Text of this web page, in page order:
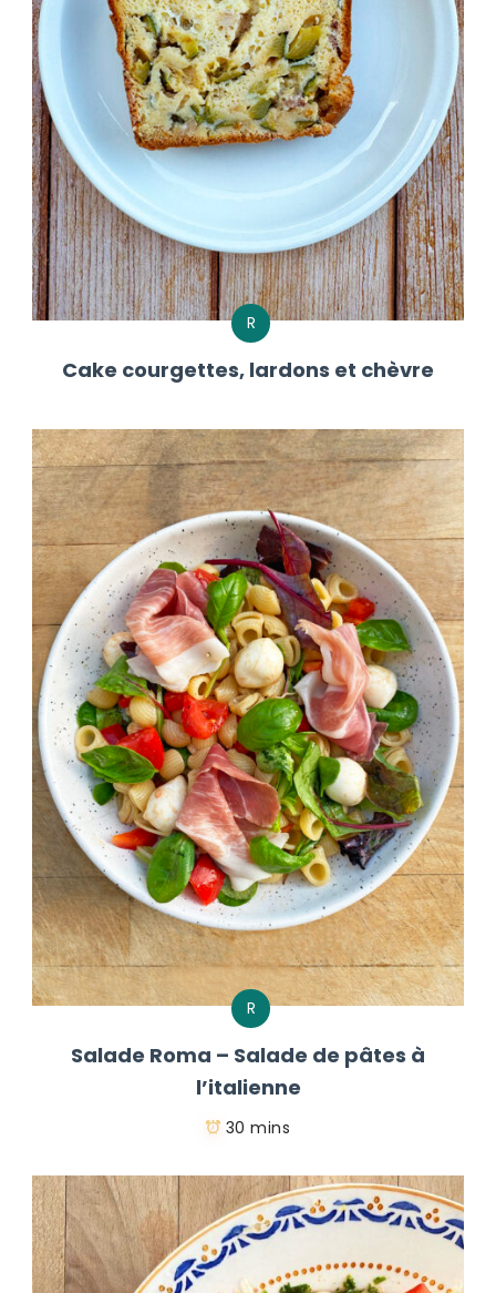
R
Cake courgettes, lardons et chèvre
R
Salade Roma – Salade de pâtes à
l’italienne
30 mins